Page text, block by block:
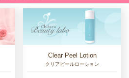
Clear Peel Lotion
クリアピールローション